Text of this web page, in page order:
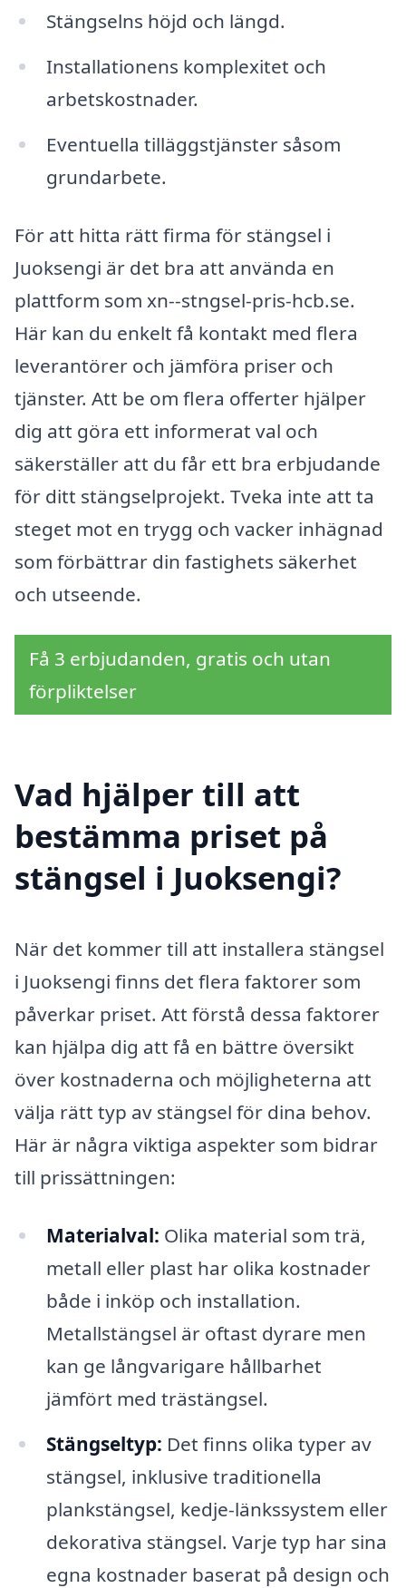
Stängselns höjd och längd.
Installationens komplexitet och
arbetskostnader.
Eventuella tilläggstjänster såsom
grundarbete.
För att hitta rätt firma för stängsel i
Juoksengi är det bra att använda en
plattform som xn--stngsel-pris-hcb.se.
Här kan du enkelt få kontakt med flera
leverantörer och jämföra priser och
tjänster. Att be om flera offerter hjälper
dig att göra ett informerat val och
säkerställer att du får ett bra erbjudande
för ditt stängselprojekt. Tveka inte att ta
steget mot en trygg och vacker inhägnad
som förbättrar din fastighets säkerhet
och utseende.
Få 3 erbjudanden, gratis och utan
förpliktelser
Vad hjälper till att
bestämma priset på
stängsel i Juoksengi?
När det kommer till att installera stängsel
i Juoksengi finns det flera faktorer som
påverkar priset. Att förstå dessa faktorer
kan hjälpa dig att få en bättre översikt
över kostnaderna och möjligheterna att
välja rätt typ av stängsel för dina behov.
Här är några viktiga aspekter som bidrar
till prissättningen:
Materialval: Olika material som trä,
metall eller plast har olika kostnader
både i inköp och installation.
Metallstängsel är oftast dyrare men
kan ge långvarigare hållbarhet
jämfört med trästängsel.
Stängseltyp: Det finns olika typer av
stängsel, inklusive traditionella
plankstängsel, kedje-länkssystem eller
dekorativa stängsel. Varje typ har sina
egna kostnader baserat på design och